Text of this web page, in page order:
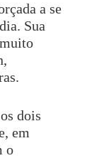
a se
Sua
dois
em
o